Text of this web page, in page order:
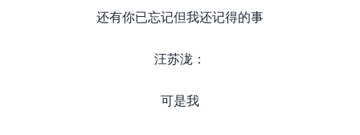
还有你已忘记但我还记得的事
汪苏泷：
可是我